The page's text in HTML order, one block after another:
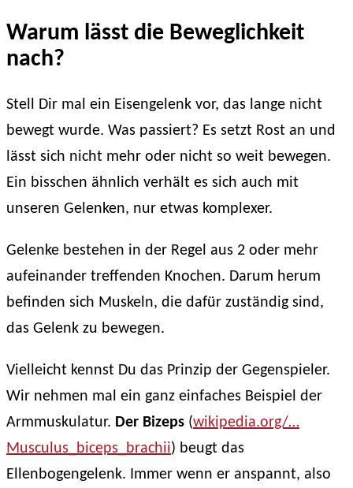
Warum lässt die Beweglichkeit
nach?
Stell Dir mal ein Eisengelenk vor, das lange nicht
bewegt wurde. Was passiert? Es setzt Rost an und
lässt sich nicht mehr oder nicht so weit bewegen.
Ein bisschen ähnlich verhält es sich auch mit
unseren Gelenken, nur etwas komplexer.
Gelenke bestehen in der Regel aus 2 oder mehr
aufeinander treffenden Knochen. Darum herum
befinden sich Muskeln, die dafür zuständig sind,
das Gelenk zu bewegen.
Vielleicht kennst Du das Prinzip der Gegenspieler.
Wir nehmen mal ein ganz einfaches Beispiel der
Armmuskulatur. Der Bizeps (wikipedia.org/…
Musculus_biceps_brachii) beugt das
Ellenbogengelenk. Immer wenn er anspannt, also